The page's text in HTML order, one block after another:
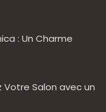
: Un Charme
Salon avec un